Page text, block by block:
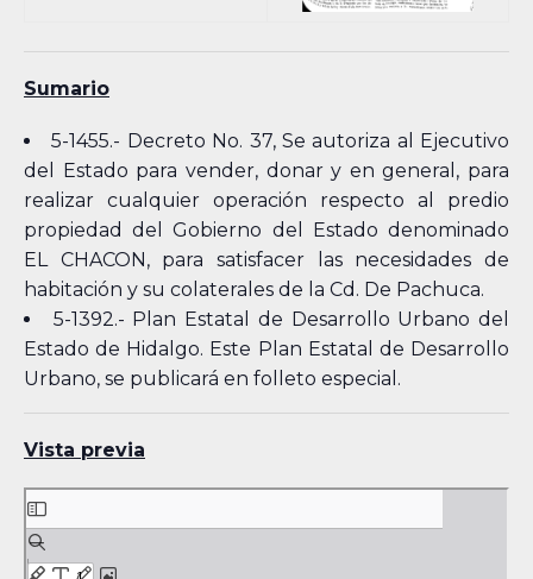
Sumario
5-1455.- Decreto No. 37, Se autoriza al Ejecutivo
del Estado para vender, donar y en general, para
realizar cualquier operación respecto al predio
propiedad del Gobierno del Estado denominado
EL CHACON, para satisfacer las necesidades de
habitación y su colaterales de la Cd. De Pachuca.
5-1392.- Plan Estatal de Desarrollo Urbano del
Estado de Hidalgo. Este Plan Estatal de Desarrollo
Urbano, se publicará en folleto especial.
Vista previa
Skip
to
PDF